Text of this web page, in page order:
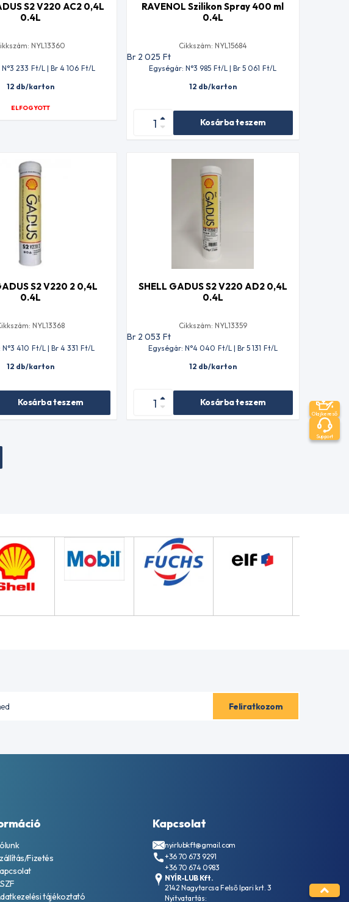
S2 V220 AC2 0,4L
0.4L
NYL13360
233 Ft/L | Br 4 106 Ft/L
12 db/karton
ELFOGYOTT
RAVENOL Szilikon Spray 400 ml
0.4L
Cikkszám: NYL15684
Br 2 025 Ft
Egységár: N°3 985 Ft/L | Br 5 061 Ft/L
12 db/karton
Kosárba teszem
S2 V220 2 0,4L
0.4L
NYL13368
410 Ft/L | Br 4 331 Ft/L
12 db/karton
Kosárba teszem
SHELL GADUS S2 V220 AD2 0,4L
0.4L
Cikkszám: NYL13359
Br 2 053 Ft
Egységár: N°4 040 Ft/L | Br 5 131 Ft/L
12 db/karton
Kosárba teszem
Fizetés
tájékoztató
Kapcsolat
nyirlubkft@gmail.com
+36 70 673 9291
+36 70 674 0983
NYÍR-LUB Kft.
2142 Nagytarcsa Felső Ipari krt. 3
Nyitvatartás:
Olajkereső
Support